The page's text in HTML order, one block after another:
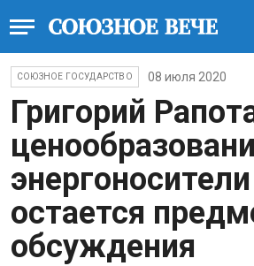
СОЮЗНОЕ ГОСУДАРСТВО 08 июля 2020
Григорий
энергоносители
остается
обсуждения